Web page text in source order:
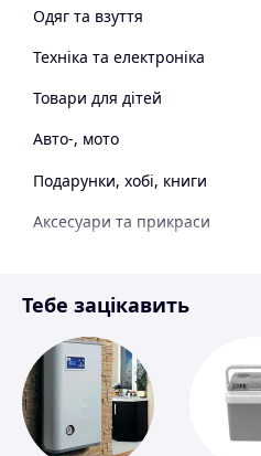
Одяг та взуття
Техніка та електроніка
Товари для дітей
Авто-, мото
Подарунки, хобі, книги
Аксесуари та прикраси
Спорт і відпочинок
Тебе зацікавить